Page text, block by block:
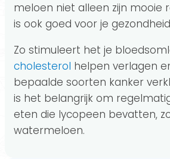
meloen niet alleen zijn mooie
is ook goed voor je
Zo stimuleert het je
cholesterol helpen verlagen
bepaalde soorten kanker
is het belangrijk om
eten die lycopeen bevatten,
watermeloen.